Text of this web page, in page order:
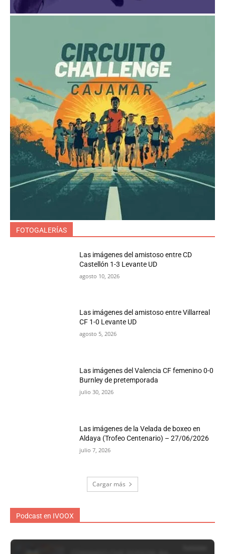
FOTOGALERÍAS
Las imágenes del amistoso entre CD
Castellón 1-3 Levante UD
agosto 10, 2026
Las imágenes del amistoso entre Villarreal
CF 1-0 Levante UD
agosto 5, 2026
Las imágenes del Valencia CF femenino 0-0
Burnley de pretemporada
julio 30, 2026
Las imágenes de la Velada de boxeo en
Aldaya (Trofeo Centenario) – 27/06/2026
julio 7, 2026
Cargar más
Podcast en IVOOX